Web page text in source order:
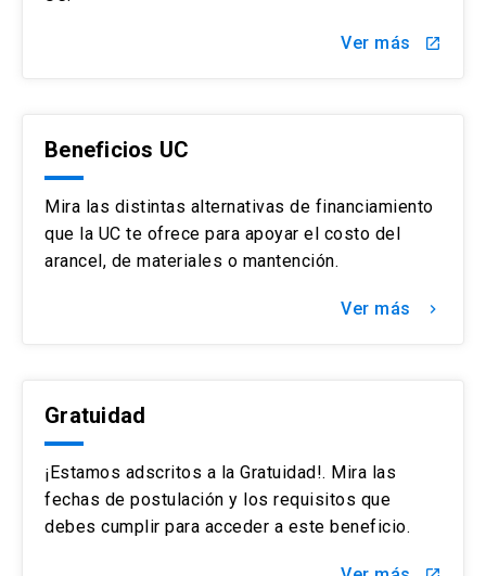
Ver más launch
Beneficios UC
Mira las distintas alternativas de financiamiento
que la UC te ofrece para apoyar el costo del
arancel, de materiales o mantención.
Ver más keyboard_arrow_right
Gratuidad
¡Estamos adscritos a la Gratuidad!. Mira las
fechas de postulación y los requisitos que
debes cumplir para acceder a este beneficio.